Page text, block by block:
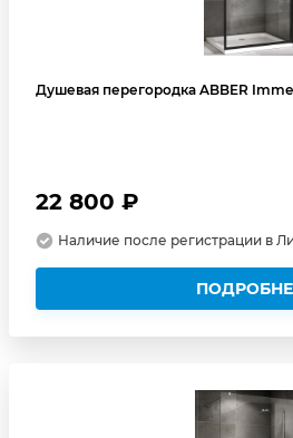
Душевая перегородка ABBER
22 800 ₽
Наличие после регистрации в